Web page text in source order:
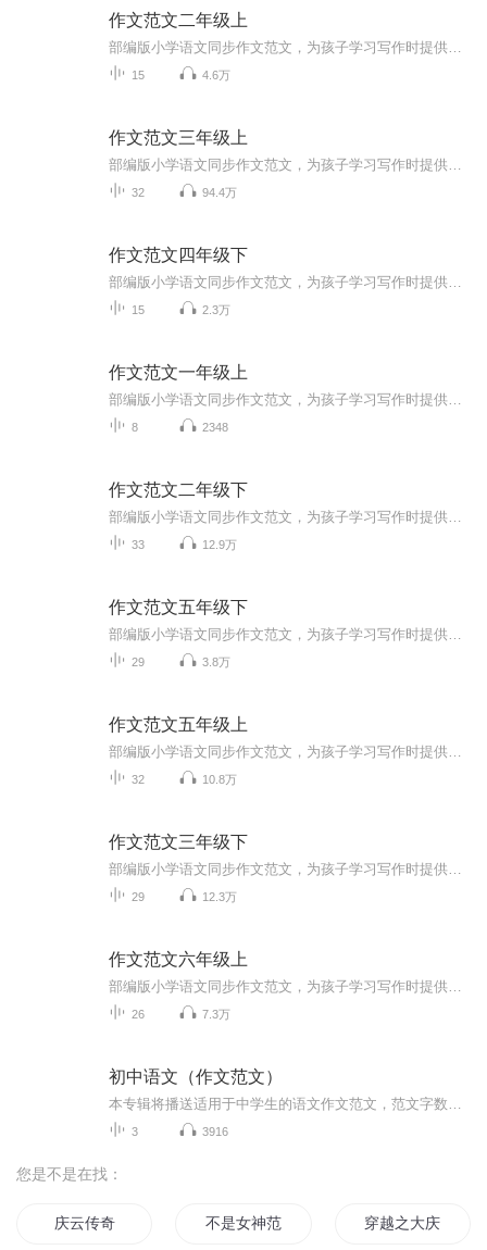
作文范文二年级上
15 4.6万
作文范文三年级上
32 94.4万
作文范文四年级下
15 2.3万
作文范文一年级上
8 2348
作文范文二年级下
33 12.9万
作文范文五年级下
29 3.8万
作文范文五年级上
32 10.8万
作文范文三年级下
29 12.3万
作文范文六年级上
26 7.3万
初中语文（作文范文）
3 3916
您是不是在找：
庆云传奇 不是女神范儿 穿越之大庆帝国